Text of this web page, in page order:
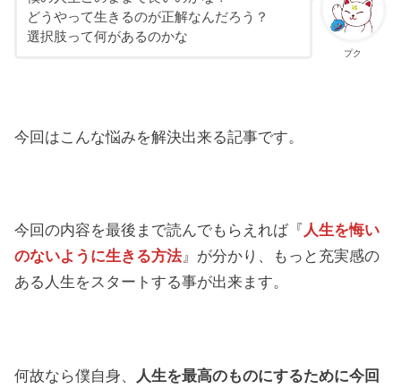
プク
どうやって生きるのが正解なんだろう？
選択肢って何があるのかな
今回はこんな悩みを解決出来る記事です。
今回の内容を最後まで読んでもらえれば『 人生を悔い
のないように生きる方法』が分かり、もっと充実感の
ある人生をスタートする事が出来ます。
何故なら僕自身、
人生を最高のものにするために今回